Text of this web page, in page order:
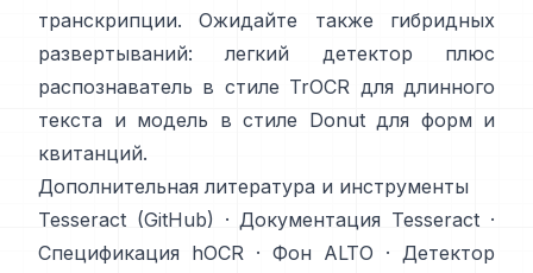
транскрипции. Ожидайте также гибридных
развертываний: легкий детектор плюс
распознаватель в стиле TrOCR для длинного
текста и модель в стиле Donut для форм и
квитанций.
Дополнительная литература и инструменты
Tesseract (GitHub) ·Документация Tesseract ·
Спецификация hOCR · Фон ALTO · Детектор